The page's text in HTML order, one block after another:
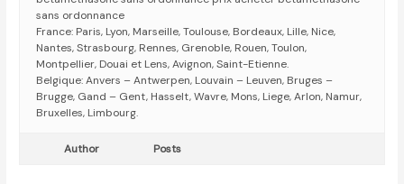
sans ordonnance
France: Paris, Lyon, Marseille, Toulouse, Bordeaux, Lille, Nice,
Nantes, Strasbourg, Rennes, Grenoble, Rouen, Toulon,
Montpellier, Douai et Lens, Avignon, Saint-Etienne.
Belgique: Anvers – Antwerpen, Louvain – Leuven, Bruges –
Brugge, Gand – Gent, Hasselt, Wavre, Mons, Liege, Arlon, Namur,
Bruxelles, Limbourg.
Author Posts